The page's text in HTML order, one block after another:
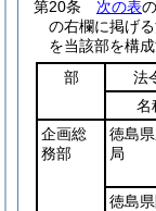
第20条 次の表
の右欄に掲げ
を当該部を構
部
法
名
企画総
務部
徳島
局
徳島